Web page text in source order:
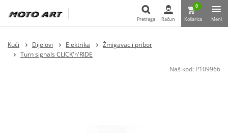
Pretraga Račun
0
Košarica Meni
Kući Dijelovi Elektrika
Žmigavac i pribor
Turn signals CLICK'n'RIDE
Naš kod: P109966